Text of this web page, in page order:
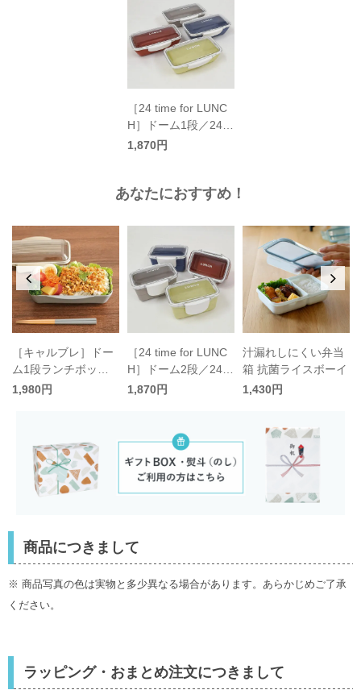
［24 time for LUNC
H］ドーム1段／24タ
イムフォーランチ
1,870円
あなたにおすすめ！
［キャルブレ］ドー
ム1段ランチボック
ス750ml
1,980円
［24 time for LUNC
H］ドーム2段／24タ
イムフォーランチ
1,870円
汁漏れしにくい弁当
箱 抗菌ライスボーイ
1,430円
商品につきまして
※ 商品写真の色は実物と多少異なる場合があります。あらかじめご了承
ください。
ラッピング・おまとめ注文につきまして